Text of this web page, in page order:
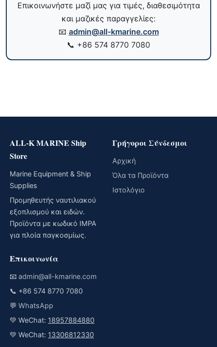
Επικοινωνήστε μαζί μας για τιμές, διαθεσιμότητα
και μαζικές παραγγελίες:
📧 admin@all-kmarine.com
📞 +86 574 8770 7080
ALL-K MARINE Ship
Store
Marine Equipment & Ship
Supplies
Προμηθευτής ναυτιλιακού
εξοπλισμού και ειδών.
Προϊόντα με κωδικό IMPA
για πλοία παγκοσμίως.
Γρήγοροι Σύνδεσμοι
Αρχική
Όλα τα Προϊόντα
Ιστολόγιο
Επικοινωνία
📧 admin@all-kmarine.com
📞 +86 574 8770 7080
💬 WhatsApp
💚 WeChat: 18957884880
💚 WeChat: 13306812330